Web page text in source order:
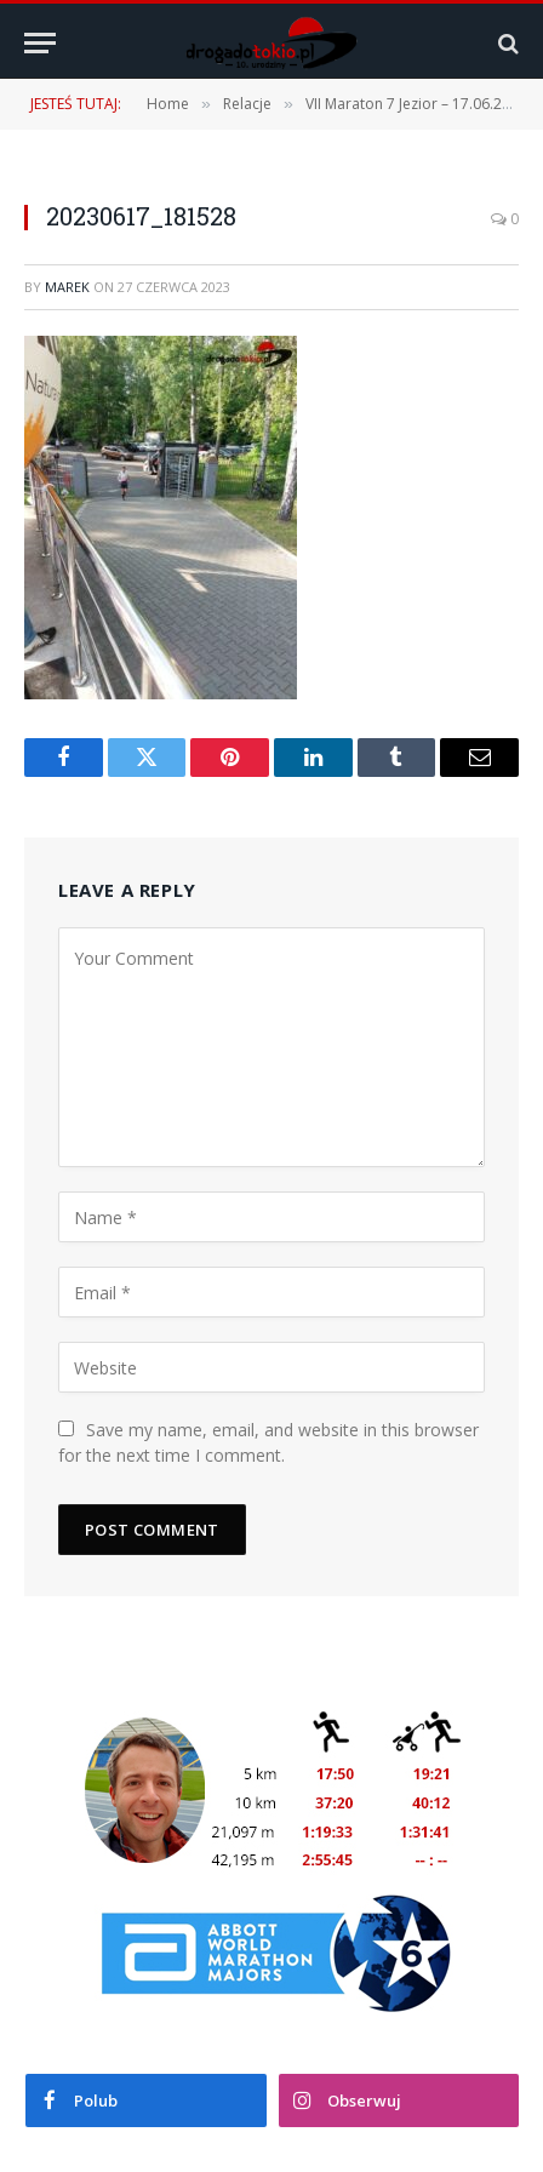
JESTEŚ TUTAJ: Home » Relacje » VII Maraton 7 Jezior – 17.06.2023 r.
20230617_181528 0
BY MAREK ON 27 CZERWCA 2023
FacebookTwitter Pinterest LinkedInTumblr Email
LEAVE A REPLY
Save my name, email, and website in this browser
for the next time I comment.
Polub Obserwuj